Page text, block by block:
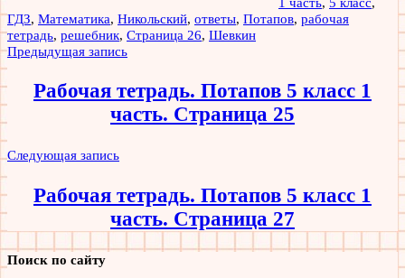
ГДЗ, Математика, Никольский, ответы, Потапов, рабочая
тетрадь, решебник, Страница 26, Шевкин
Навигация
по
записям
Предыдущая запись
Рабочая тетрадь. Потапов 5 класс 1
часть. Страница 25
Следующая запись
Рабочая тетрадь. Потапов 5 класс 1
часть. Страница 27
Поиск по сайту